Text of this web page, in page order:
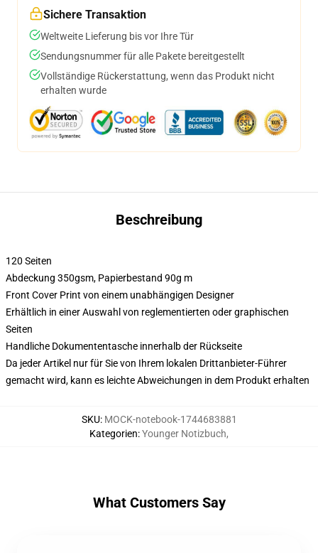
Sichere Transaktion
Weltweite Lieferung bis vor Ihre Tür
Sendungsnummer für alle Pakete bereitgestellt
Vollständige Rückerstattung, wenn das Produkt nicht
erhalten wurde
Beschreibung
120 Seiten
Abdeckung 350gsm, Papierbestand 90g m
Front Cover Print von einem unabhängigen Designer
Erhältlich in einer Auswahl von reglementierten oder graphischen
Seiten
Handliche Dokumententasche innerhalb der Rückseite
Da jeder Artikel nur für Sie von Ihrem lokalen Drittanbieter-Führer
gemacht wird, kann es leichte Abweichungen in dem Produkt erhalten
SKU: MOCK-notebook-1744683881
Kategorien:Younger Notizbuch,
What Customers Say